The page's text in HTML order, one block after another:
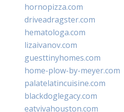
hornopizza.com
driveadragster.com
hematologa.com
lizaivanov.com
guesttinyhomes.com
home-plow-by-meyer.com
palatelatincuisine.com
blackdoglegacy.com
eatvivahouston.com